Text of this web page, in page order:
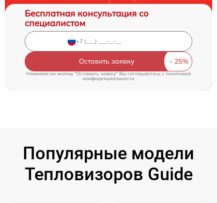
Бесплатная консультация со
специалистом
Оставить заявку
Нажимая на кнопку "Оставить заявку" Вы соглашаетесь cполитикой
конфиденциальности
Популярные модели
Тепловизоров Guide